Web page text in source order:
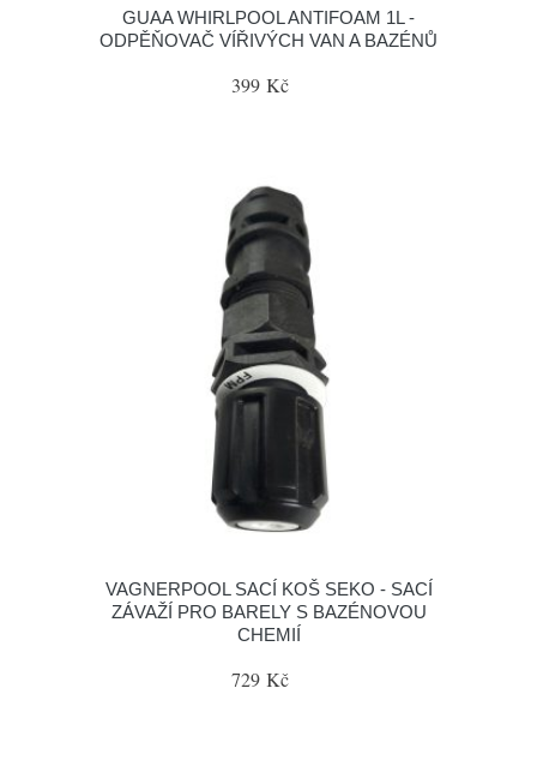
GUAA WHIRLPOOL ANTIFOAM 1L -
ODPĚŇOVAČ VÍŘIVÝCH VAN A BAZÉNŮ
399 Kč
VAGNERPOOL SACÍ KOŠ SEKO - SACÍ
ZÁVAŽÍ PRO BARELY S BAZÉNOVOU
CHEMIÍ
729 Kč